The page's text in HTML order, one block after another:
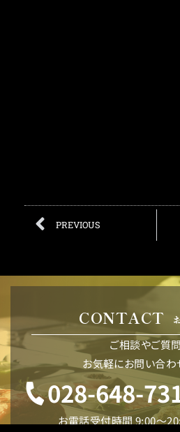
PREVIOUS
CONTACT
ご相談やご質
お気軽にお問い合わ
028-648-
お電話受付時間 9:00〜